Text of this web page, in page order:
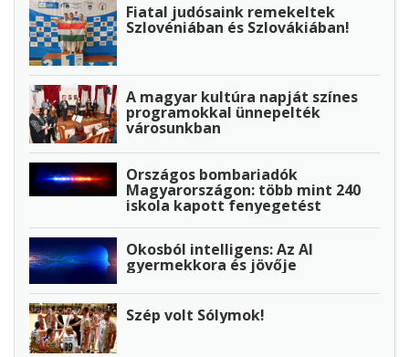
Fiatal judósaink remekeltek
Szlovéniában és Szlovákiában!
A magyar kultúra napját színes
programokkal ünnepelték
városunkban
Országos bombariadók
Magyarországon: több mint 240
iskola kapott fenyegetést
Okosból intelligens: Az AI
gyermekkora és jövője
Szép volt Sólymok!